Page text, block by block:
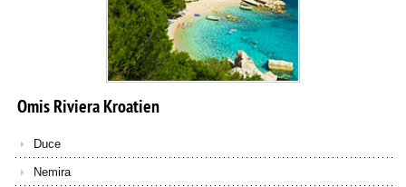
OmisRivieraKroatien
Duce
Nemira